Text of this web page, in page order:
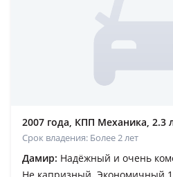
2007 года, КПП Механика, 2.3
Срок владения: Более 2 лет
Дамир: Надёжный и очень